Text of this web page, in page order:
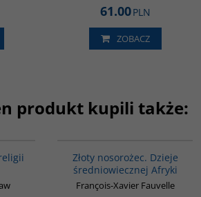
61.00PLN
ZOBACZ
produkt kupili także:
Złoty nosorożec. Dzieje
średniowiecznej Afryki
François-Xavier Fauvelle